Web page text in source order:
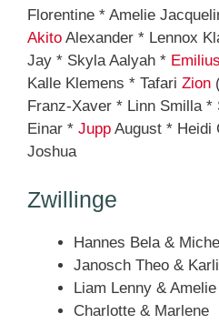
Florentine * Amelie
Akito Alexander * Lennox
Jay * Skyla Aalyah * Emilius
Kalle Klemens * Tafari Zion
Franz-Xaver * Linn Smilla
Einar * Jupp August * Heidi
Joshua
Zwillinge
Hannes Bela &
Janosch Theo &
Liam Lenny &
Charlotte & Marlene